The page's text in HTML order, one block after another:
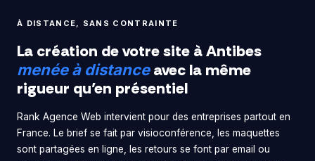
À DISTANCE, SANS CONTRAINTE
La création de votre site à Antibes
menée à distanceavec la même
rigueur qu’en présentiel
Rank Agence Web intervient pour des entreprises partout en
France. Le brief se fait par visioconférence, les maquettes
sont partagées en ligne, les retours se font par email ou